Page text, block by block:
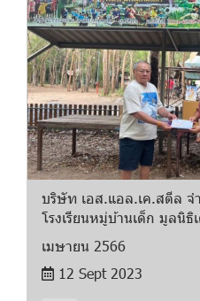
บริษัท เอส.แอล.เค.สตีล
โรงเรียนหมู่บ้านเด็ก มูลนิธิ
เมษายน 2566
12 Sept 2023